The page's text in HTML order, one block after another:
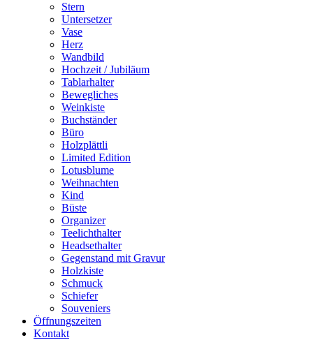
Stern
Untersetzer
Vase
Herz
Wandbild
Hochzeit / Jubiläum
Tablarhalter
Bewegliches
Weinkiste
Buchständer
Büro
Holzplättli
Limited Edition
Lotusblume
Weihnachten
Kind
Büste
Organizer
Teelichthalter
Headsethalter
Gegenstand mit Gravur
Holzkiste
Schmuck
Schiefer
Souveniers
Öffnungszeiten
Kontakt